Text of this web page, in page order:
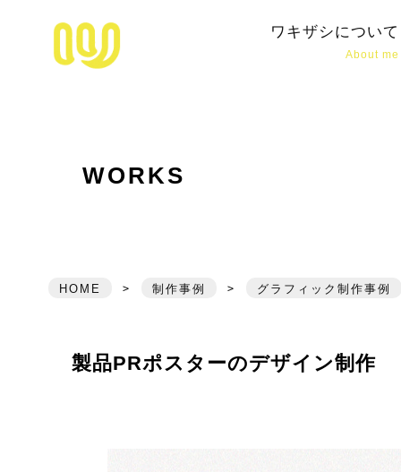
松江市拠点のホームページ制作・デ
ワキザシについて
About me
WORKS
HOME > 制作事例 > グラフィック制作事例
製品PRポスターのデザイン制作